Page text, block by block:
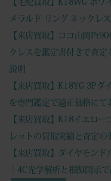
メラルド リング ネックレ
【来店買取】ココ山岡
クレスを鑑定書付きで査
説明
【来店買取】K18YG 3Pダ
を専門鑑定で適正価格にて
【来店買取】K18イエロ
レットの買取実績と査定の
【来店買取】ダイヤモン
｜4C光学解析と根拠開示